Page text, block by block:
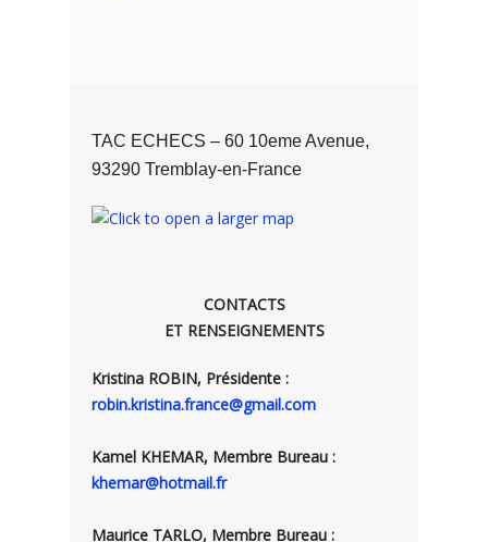
TAC ECHECS – 60 10eme Avenue,
93290 Tremblay-en-France
CONTACTS
ET RENSEIGNEMENTS
Kristina ROBIN, Présidente :
robin.kristina.france@gmail.com
Kamel KHEMAR, Membre Bureau :
khemar@hotmail.fr
Maurice TARLO, Membre Bureau :